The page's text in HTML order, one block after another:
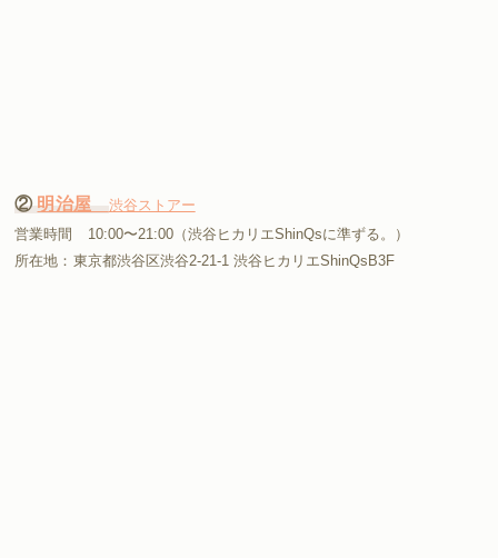
② 明治屋 渋谷ストアー
営業時間 10:00〜21:00（渋谷ヒカリエShinQsに準ずる。）
所在地：東京都渋谷区渋谷2-21-1 渋谷ヒカリエShinQsB3F